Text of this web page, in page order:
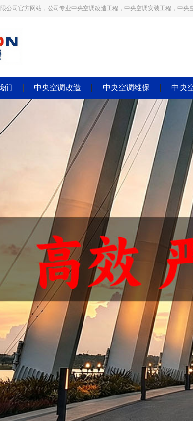
公司官方网站，公司专业中央空调改造工程，中央空调安装工程，中央
们 中央空调改造 中央空调维保 中央